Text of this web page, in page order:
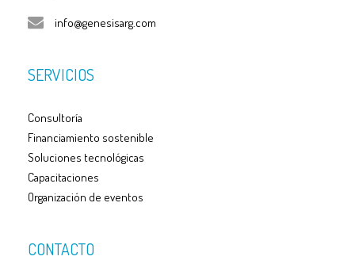
info@genesisarg.com
SERVICIOS
Consultoría
Financiamiento sostenible
Soluciones tecnológicas
Capacitaciones
Organización de eventos
CONTACTO